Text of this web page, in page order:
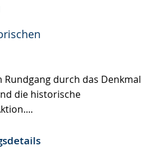
Rundgang durch das Denkmal
die historische